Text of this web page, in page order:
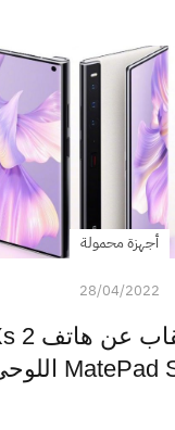
أجهزة محمولة
28/04/2022